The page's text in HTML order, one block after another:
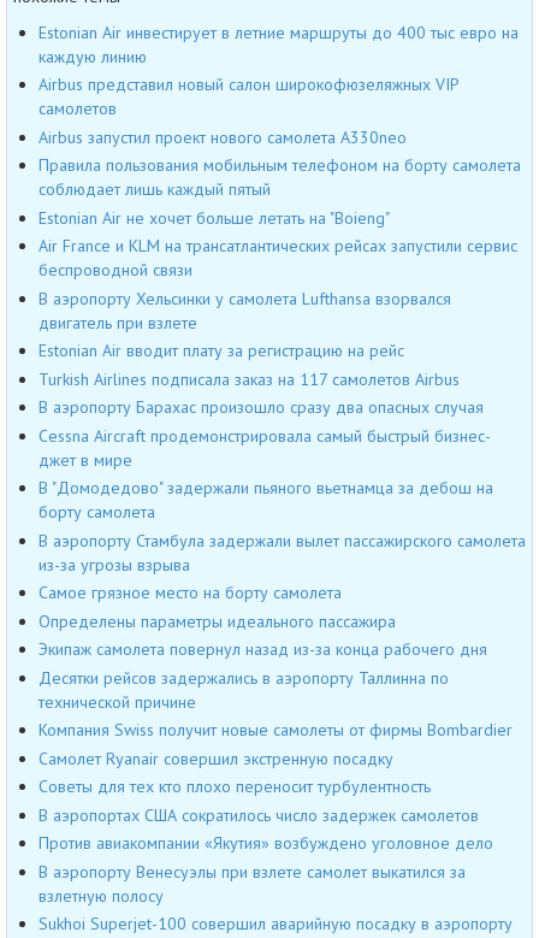
Estonian Air инвестирует в летние маршруты до 400 тыс евро на
каждую линию
Airbus представил новый салон широкофюзеляжных VIP
самолетов
Airbus запустил проект нового самолета A330neo
Правила пользования мобильным телефоном на борту самолета
соблюдает лишь каждый пятый
Estonian Air не хочет больше летать на "Boieng"
Air France и KLM на трансатлантических рейсах запустили сервис
беспроводной связи
В аэропорту Хельсинки у самолета Lufthansa взорвался
двигатель при взлете
Estonian Air вводит плату за регистрацию на рейс
Turkish Airlines подписала заказ на 117 самолетов Airbus
В аэропорту Барахас произошло сразу два опасных случая
Cessna Aircraft продемонстрировала самый быстрый бизнес-
джет в мире
В "Домодедово" задержали пьяного вьетнамца за дебош на
борту самолета
В аэропорту Стамбула задержали вылет пассажирского самолета
из-за угрозы взрыва
Самое грязное место на борту самолета
Определены параметры идеального пассажира
Экипаж самолета повернул назад из-за конца рабочего дня
Десятки рейсов задержались в аэропорту Таллинна по
технической причине
Компания Swiss получит новые самолеты от фирмы Bombardier
Самолет Ryanair совершил экстренную посадку
Советы для тех кто плохо переносит турбулентность
В аэропортах США сократилось число задержек самолетов
Против авиакомпании «Якутия» возбуждено уголовное дело
В аэропорту Венесуэлы при взлете самолет выкатился за
взлетную полосу
Sukhoi Superjet-100 совершил аварийную посадку в аэропорту